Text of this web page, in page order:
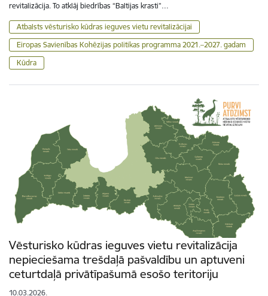
revitalizācija. To atklāj biedrības “Baltijas krasti”…
Atbalsts vēsturisko kūdras ieguves vietu revitalizācijai
Eiropas Savienības Kohēzijas politikas programma 2021.–2027. gadam
Kūdra
Vēsturisko kūdras ieguves vietu revitalizācija
nepieciešama trešdaļā pašvaldību un aptuveni
ceturtdaļā privātīpašumā esošo teritoriju
10.03.2026.